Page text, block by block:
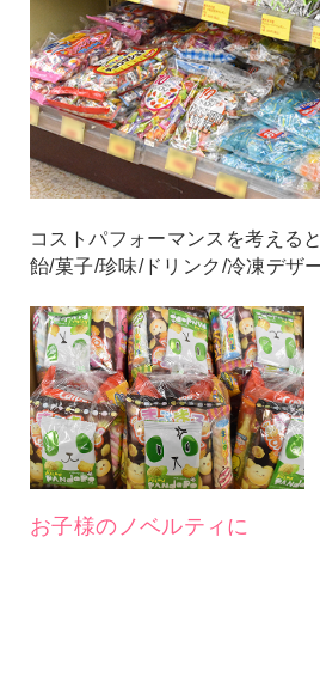
コストパフォーマンスを考える
飴/菓子/珍味/ドリンク/冷凍デザ
お子様のノベルティに